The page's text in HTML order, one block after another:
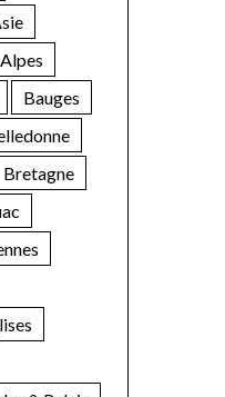
Bauges
Bretagne